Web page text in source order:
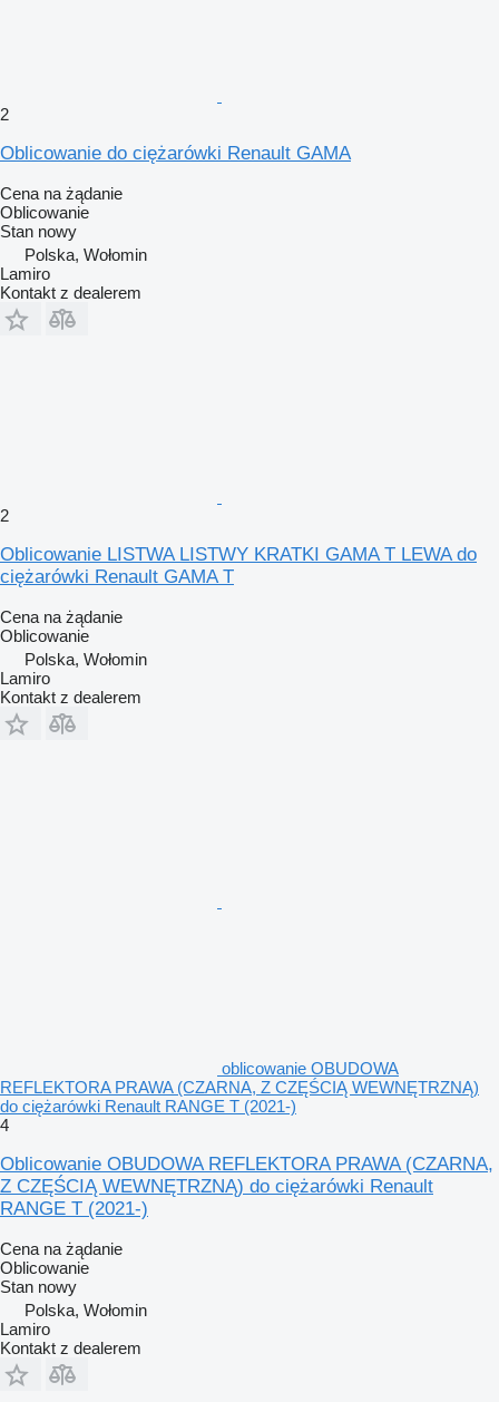
2
Oblicowanie do ciężarówki Renault GAMA
Cena na żądanie
Oblicowanie
Stan nowy
Polska, Wołomin
Lamiro
Kontakt z dealerem
2
Oblicowanie LISTWA LISTWY KRATKI GAMA T LEWA do
ciężarówki Renault GAMA T
Cena na żądanie
Oblicowanie
Polska, Wołomin
Lamiro
Kontakt z dealerem
oblicowanie OBUDOWA
REFLEKTORA PRAWA (CZARNA, Z CZĘŚCIĄ WEWNĘTRZNĄ)
do ciężarówki Renault RANGE T (2021-)
4
Oblicowanie OBUDOWA REFLEKTORA PRAWA (CZARNA,
Z CZĘŚCIĄ WEWNĘTRZNĄ) do ciężarówki Renault
RANGE T (2021-)
Cena na żądanie
Oblicowanie
Stan nowy
Polska, Wołomin
Lamiro
Kontakt z dealerem